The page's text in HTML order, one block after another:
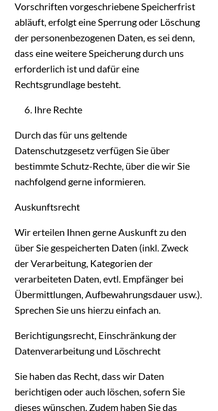
Vorschriften vorgeschriebene Speicherfrist
abläuft, erfolgt eine Sperrung oder Löschung
der personenbezogenen Daten, es sei denn,
dass eine weitere Speicherung durch uns
erforderlich ist und dafür eine
Rechtsgrundlage besteht.
Ihre Rechte
Durch das für uns geltende
Datenschutzgesetz verfügen Sie über
bestimmte Schutz-Rechte, über die wir Sie
nachfolgend gerne informieren.
Auskunftsrecht
Wir erteilen Ihnen gerne Auskunft zu den
über Sie gespeicherten Daten (inkl. Zweck
der Verarbeitung, Kategorien der
verarbeiteten Daten, evtl. Empfänger bei
Übermittlungen, Aufbewahrungsdauer usw.).
Sprechen Sie uns hierzu einfach an.
Berichtigungsrecht, Einschränkung der
Datenverarbeitung und Löschrecht
Sie haben das Recht, dass wir Daten
berichtigen oder auch löschen, sofern Sie
dieses wünschen. Zudem haben Sie das